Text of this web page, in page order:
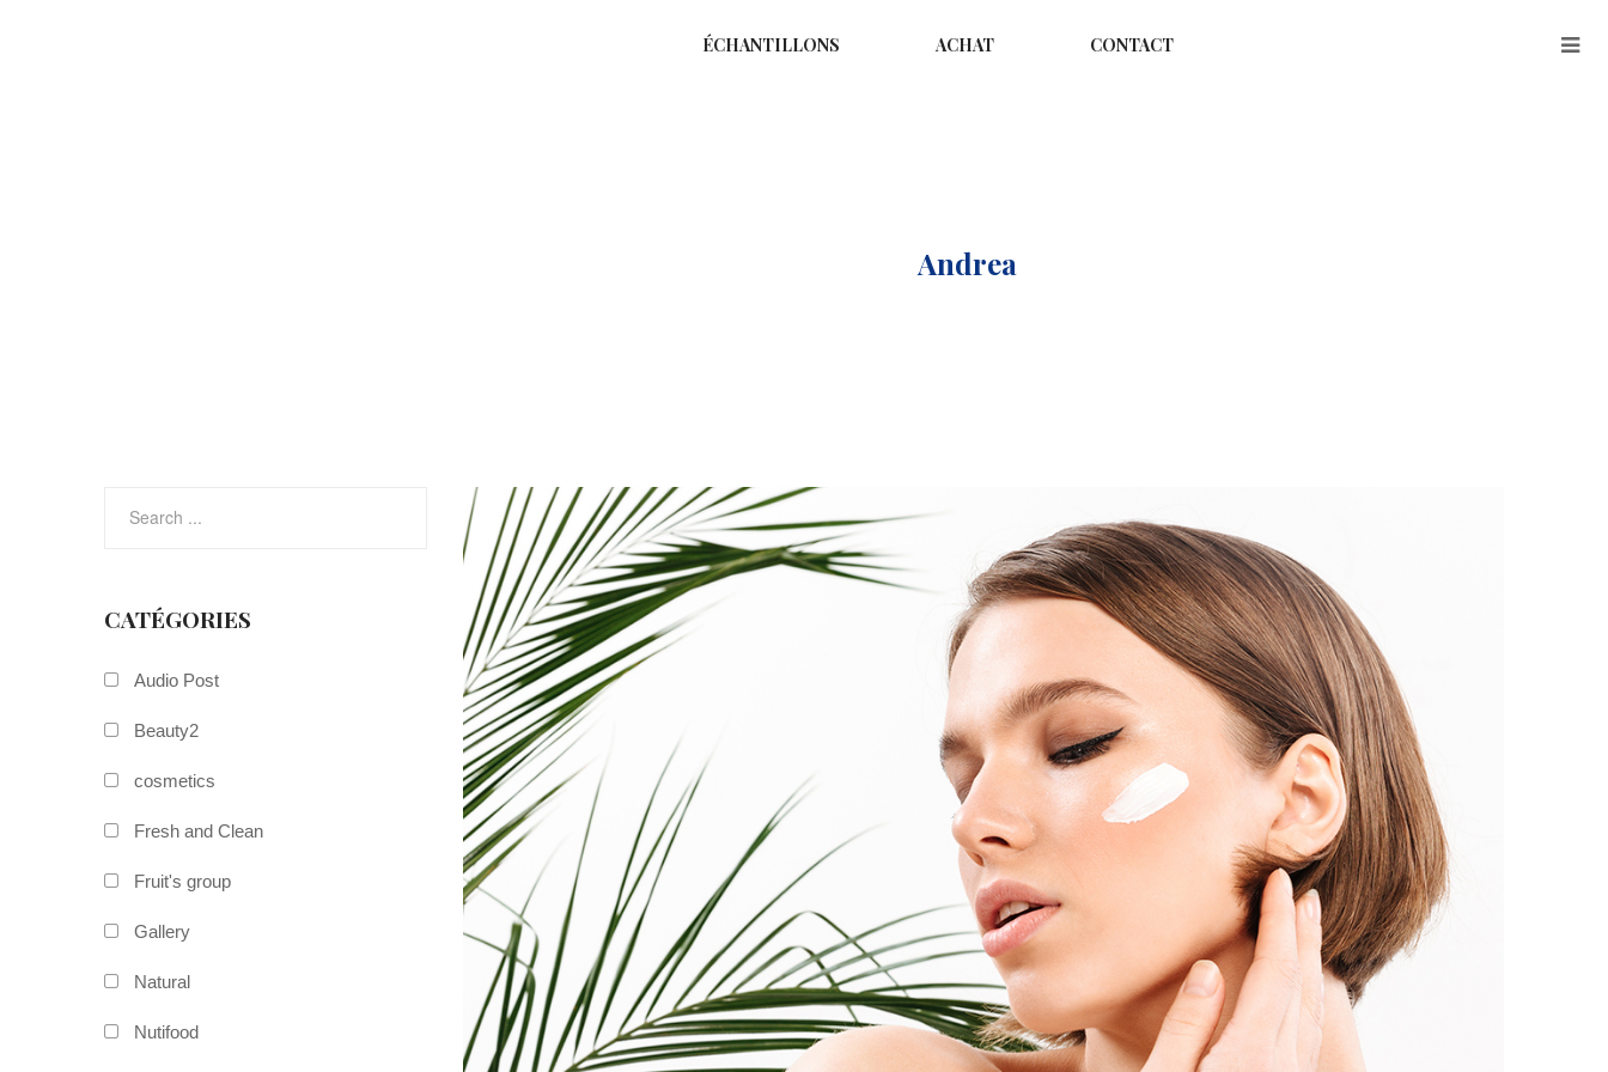
ÉCHANTILLONS ACHAT CONTACT
Andrea
CATÉGORIES
Audio Post
Beauty2
cosmetics
Fresh and Clean
Fruit's group
Gallery
Natural
Nutifood